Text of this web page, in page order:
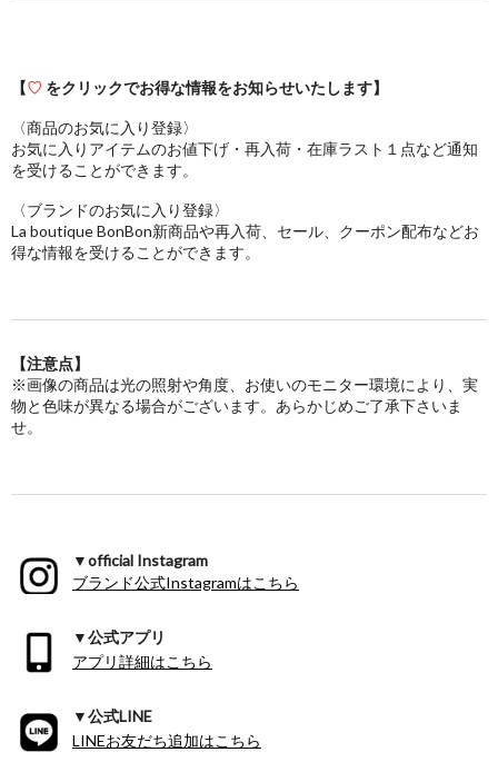
【♡ をクリックでお得な情報をお知らせいたします】
〈商品のお気に入り登録〉
お気に入りアイテムのお値下げ・再入荷・在庫ラスト１点など通知
を受けることができます。
〈ブランドのお気に入り登録〉
La boutique BonBon新商品や再入荷、セール、クーポン配布などお
得な情報を受けることができます。
【注意点】
※画像の商品は光の照射や角度、お使いのモニター環境により、実
物と色味が異なる場合がございます。あらかじめご了承下さいま
せ。
▼official Instagram
ブランド公式Instagramはこちら
▼公式アプリ
アプリ詳細はこちら
▼公式LINE
LINEお友だち追加はこちら